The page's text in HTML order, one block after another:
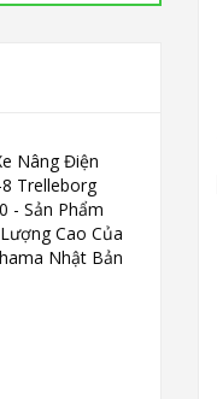
Nâng Điện
Trelleborg
- Sản Phẩm
Cao Của
Nhật Bản